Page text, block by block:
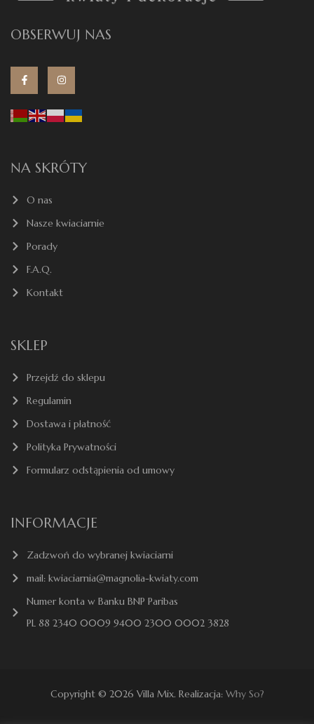
OBSERWUJ NAS
NA SKRÓTY
O nas
Nasze kwiaciarnie
Porady
F.A.Q.
Kontakt
SKLEP
Przejdź do sklepu
Regulamin
Dostawa i płatność
Polityka Prywatności
Formularz odstąpienia od umowy
INFORMACJE
Zadzwoń do wybranej kwiaciarni
mail: kwiaciarnia@magnolia-kwiaty.com
Numer konta w Banku BNP Paribas
PL 88 2340 0009 9400 2300 0002 3828
Copyright © 2026 Villa Mix. Realizacja: Why So?